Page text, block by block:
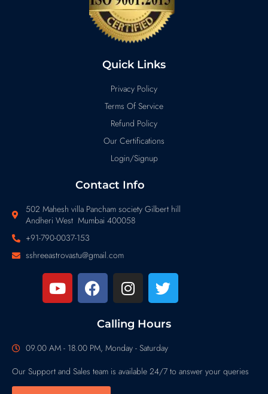
Quick Links
Privacy Policy
Terms Of Service
Refund Policy
Our Certifications
Login/Signup
Contact Info
502 Mahesh villa Pancham society Gilbert hill
Andheri West Mumbai 400058
+91-790-0037-153
sshreeastrovastu@gmail.com
Calling Hours
09.00 AM - 18.00 PM, Monday - Saturday
Our Support and Sales team is available 24/7 to answer your queries